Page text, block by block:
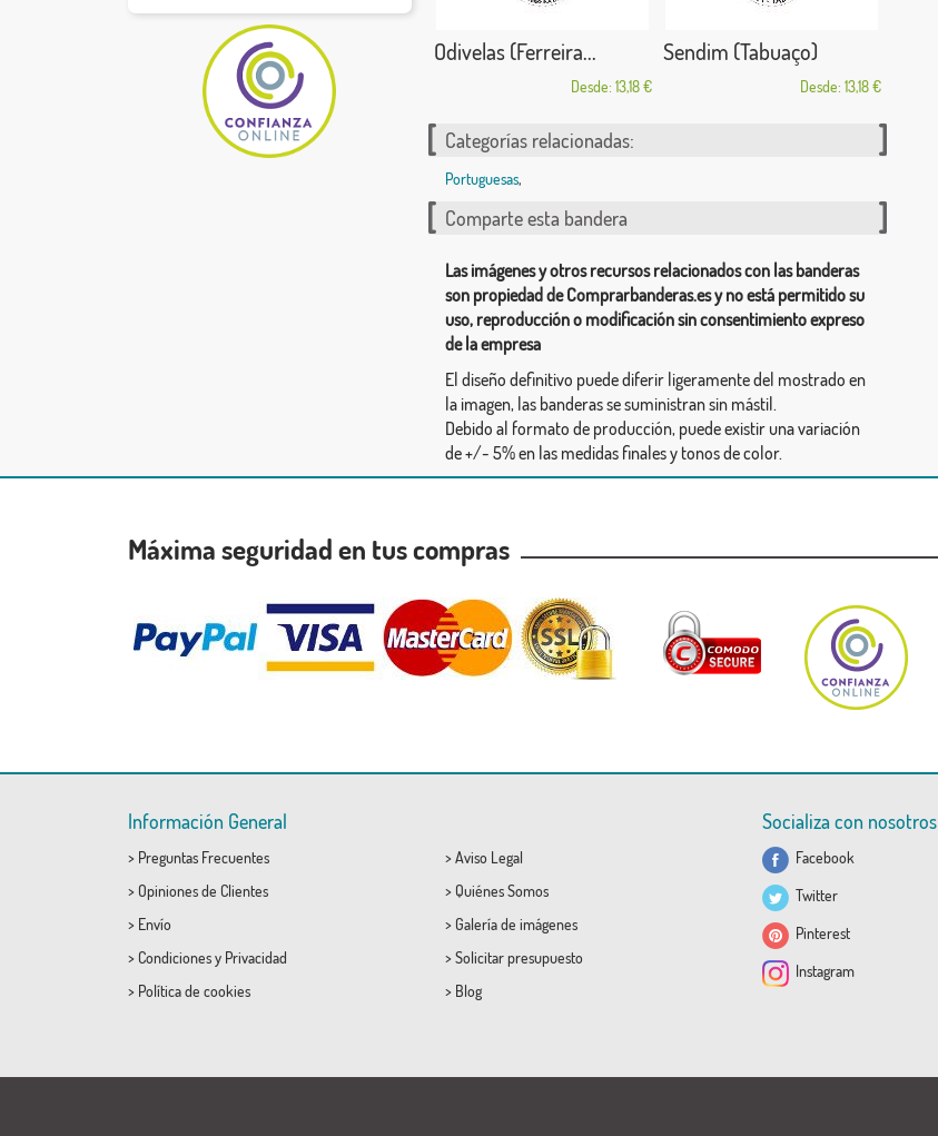
Odivelas (Ferreira...
Desde: 13,18 €
Sendim (Tabuaço)
Desde: 13,18 €
Categorías relacionadas:
Portuguesas,
Comparte esta bandera
Las imágenes y otros recursos relacionados con las banderas
son propiedad de Comprarbanderas.es y no está permitido su
uso, reproducción o modificación sin consentimiento expreso
de la empresa
El diseño definitivo puede diferir ligeramente del mostrado en
la imagen, las banderas se suministran sin mástil.
Debido al formato de producción, puede existir una variación
de +/- 5% en las medidas finales y tonos de color.
Máxima seguridad en tus compras
Información General
> Preguntas Frecuentes
> Opiniones de Clientes
> Envío
> Condicionesy Privacidad
> Política de cookies
> Aviso Legal
> Quiénes Somos
> Galería de imágenes
> Solicitar presupuesto
> Blog
Socializa con nosotros
Facebook
Twitter
Pinterest
Instagram